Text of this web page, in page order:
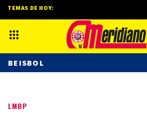
LMBP
TEMAS DE HOY:
BEISBOL